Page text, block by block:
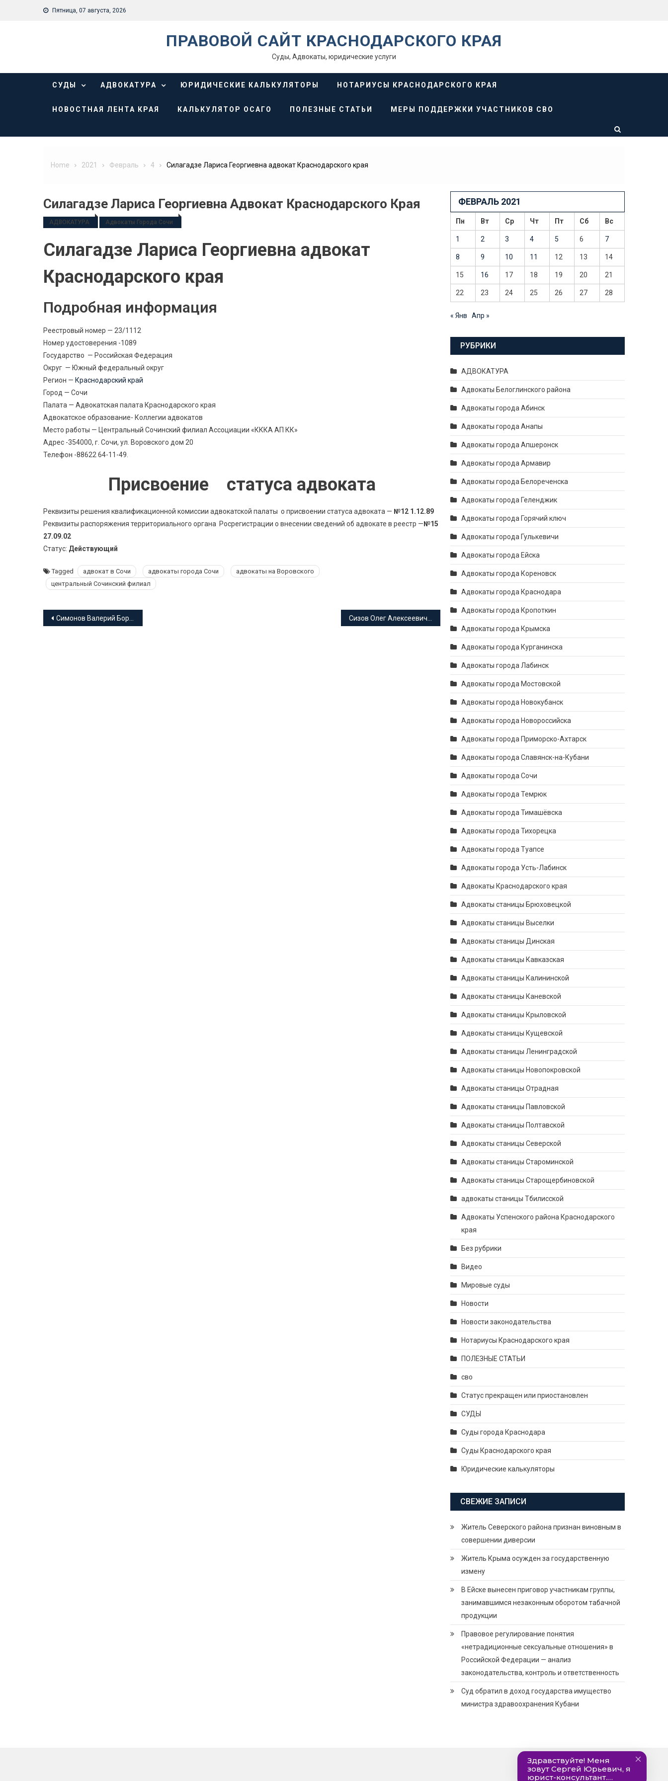
Пятница, 07 августа, 2026
ПРАВОВОЙ САЙТ КРАСНОДАРСКОГО КРАЯ
Суды, Адвокаты, юридические услуги
СУДЫ АДВОКАТУРА ЮРИДИЧЕСКИЕ КАЛЬКУЛЯТОРЫ НОТАРИУСЫ КРАСНОДАРСКОГО КРАЯ
НОВОСТНАЯ ЛЕНТА КРАЯ КАЛЬКУЛЯТОР ОСАГО ПОЛЕЗНЫЕ СТАТЬИ МЕРЫ ПОДДЕРЖКИ УЧАСТНИКОВ СВО
Home 2021 Февраль 4 Силагадзе Лариса Георгиевна адвокат Краснодарского края
Силагадзе Лариса Георгиевна Адвокат Краснодарского Края
АДВОКАТУРА Адвокаты Города Сочи
Силагадзе Лариса Георгиевна адвокат
Краснодарского края
Подробная информация
Реестровый номер — 23/1112
Номер удостоверения -1089
Государство — Российская Федерация
Округ — Южный федеральный округ
Регион — Краснодарский край
Город — Сочи
Палата — Адвокатская палата Краснодарского края
Адвокатское образование- Коллегии адвокатов
Место работы — Центральный Сочинский филиал Ассоциации «КККА АП КК»
Адрес -354000, г. Сочи, ул. Воровского дом 20
Телефон -88622 64-11-49.
Присвоение статуса адвоката
Реквизиты решения квалификационной комиссии адвокатской палаты о присвоении статуса адвоката — №12 1.12.89
Реквизиты распоряжения территориального органа Росрегистрации о внесении сведений об адвокате в реестр —№15
27.09.02
Статус: Действующий
Tagged адвокат в Сочи адвокаты города Сочи
адвокаты на Воровского
центральный Сочинский филиал
Навигация
Симонов Валерий Борисович адвокат Краснодарского края
ФЕВРАЛЬ 2021
Пн Вт Ср Чт Пт Сб Вс
1 2 3 4 5 6 7
8 9 10 11 12 13 14
15 16 17 18 19 20 21
22 23 24 25 26 27 28
« Янв Апр »
РУБРИКИ
АДВОКАТУРА
Адвокаты Белоглинского района
Адвокаты города Абинск
Адвокаты города Анапы
Адвокаты города Апшеронск
Адвокаты города Армавир
Адвокаты города Белореченска
Адвокаты города Геленджик
Адвокаты города Горячий ключ
Адвокаты города Гулькевичи
Адвокаты города Ейска
Адвокаты города Кореновск
Адвокаты города Краснодара
Адвокаты города Кропоткин
Адвокаты города Крымска
Адвокаты города Курганинска
Адвокаты города Лабинск
Адвокаты города Мостовской
Адвокаты города Новокубанск
Адвокаты города Новороссийска
Адвокаты города Приморско-Ахтарск
Адвокаты города Славянск-на-Кубани
Адвокаты города Сочи
Адвокаты города Темрюк
Адвокаты города Тимашёвска
Адвокаты города Тихорецка
Адвокаты города Туапсе
Адвокаты города Усть-Лабинск
Адвокаты Краснодарского края
Адвокаты станицы Брюховецкой
Адвокаты станицы Выселки
Адвокаты станицы Динская
Адвокаты станицы Кавказская
Адвокаты станицы Калининской
Адвокаты станицы Каневской
Адвокаты станицы Крыловской
Адвокаты станицы Кущевской
Адвокаты станицы Ленинградской
Адвокаты станицы Новопокровской
Адвокаты станицы Отрадная
Адвокаты станицы Павловской
Адвокаты станицы Полтавской
Адвокаты станицы Северской
Адвокаты станицы Староминской
Адвокаты станицы Старощербиновской
адвокаты станицы Тбилисской
Адвокаты Успенского района Краснодарского
края
Без рубрики
Видео
Мировые суды
Новости
Новости законодательства
Нотариусы Краснодарского края
ПОЛЕЗНЫЕ СТАТЬИ
сво
Статус прекращен или приостановлен
СУДЫ
Суды города Краснодара
Суды Краснодарского края
Юридические калькуляторы
СВЕЖИЕ ЗАПИСИ
Житель Северского района признан виновным в
совершении диверсии
Житель Крыма осужден за государственную
измену
В Ейске вынесен приговор участникам группы,
занимавшимся незаконным оборотом табачной
продукции
Правовое регулирование понятия
«нетрадиционные сексуальные отношения» в
Российской Федерации — анализ
законодательства, контроль и ответственность
Суд обратил в доход государства имущество
министра здравоохранения Кубани